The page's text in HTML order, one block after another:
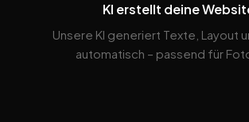
KI erstellt deine
Unsere KI generiert Texte, Layout
automatisch – passend für